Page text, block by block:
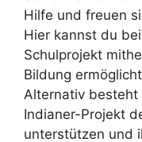
Hilfe und freuen
Hier kannst du
Schulprojekt
Bildung
Alternativ besteht
Indianer-Projekt
unterstützen und